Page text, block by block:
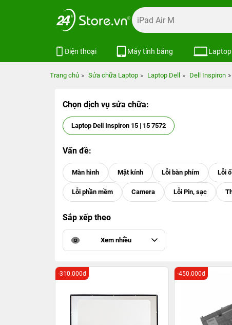
Điện thoại Máy tính bảng Laptop
Trang chủ Sửa chữa Laptop Laptop Dell Dell Inspiron
Chọn dịch vụ sửa chữa:
Laptop Dell Inspiron 15 | 15 7572
Vấn đề:
Sắp xếp theo
Xem nhiều
-310.000đ -450.000đ